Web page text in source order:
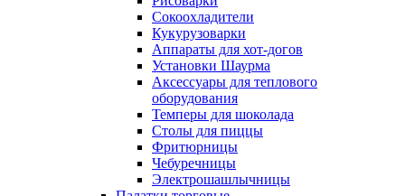
Сокоохладители
Кукурузоварки
Аппараты для хот-догов
Установки Шаурма
Аксессуары для теплового
оборудования
Темперы для шоколада
Столы для пиццы
Фритюрницы
Чебуречницы
Электрошашлычницы